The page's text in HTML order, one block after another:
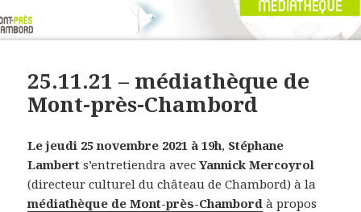
25.11.21 – médiathèque de
Mont-près-Chambord
Le jeudi 25 novembre 2021 à 19h, Stéphane
Lambert s’entretiendra avecYannick Mercoyrol
(directeur culturel du château de Chambord) à la
médiathèque de Mont-près-Chambord à propos